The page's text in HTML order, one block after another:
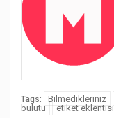
Tags: Bilmedikleriniz
bulutu
etiket